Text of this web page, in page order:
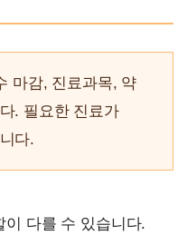
마감, 진료과목, 약
. 필요한 진료가
다.
이 다를 수 있습니다.